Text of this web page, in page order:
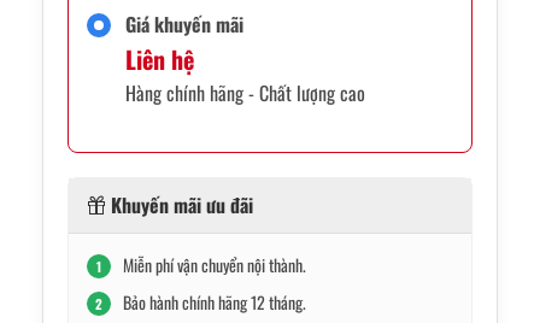
Giá khuyến mãi
Liên hệ
Hàng chính hãng - Chất lượng cao
Khuyến mãi ưu đãi
1 Miễn phí vận chuyển nội thành.
2 Bảo hành chính hãng 12 tháng.